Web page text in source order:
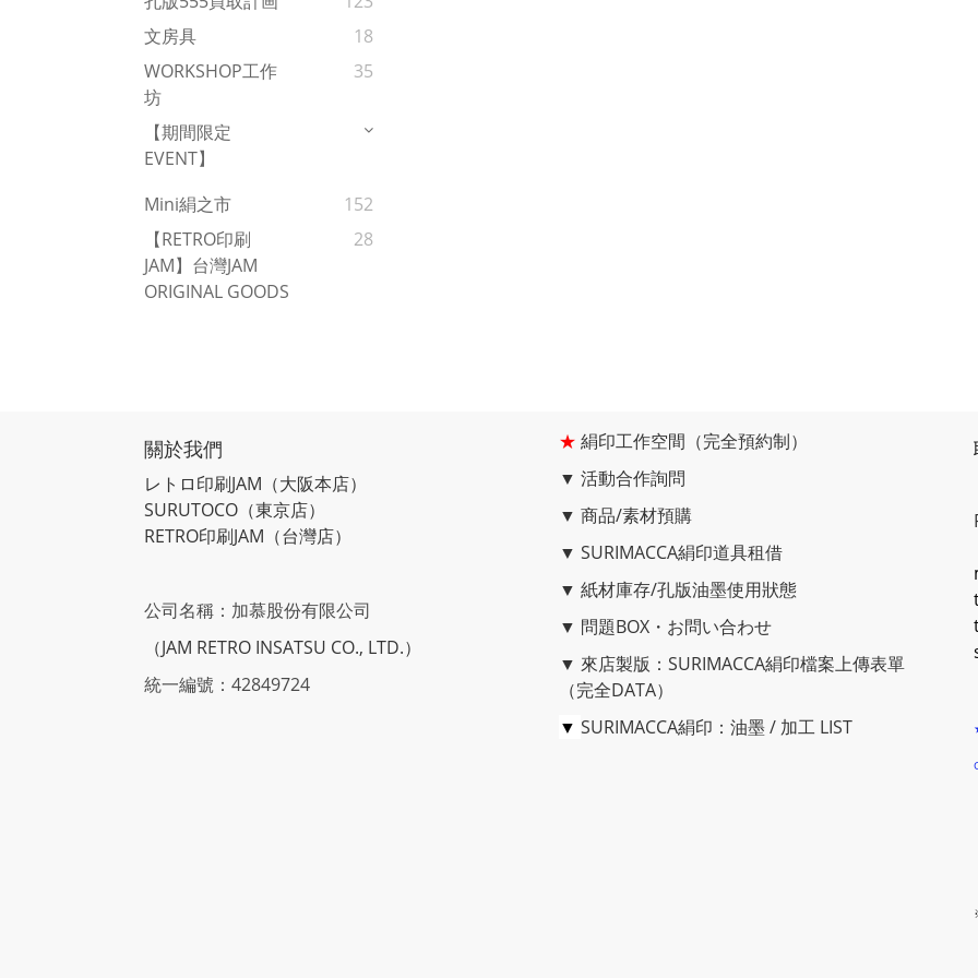
文房具
18
WORKSHOP工作
坊
35
【期間限定
EVENT】
Mini絹之市
152
【RETRO印刷
JAM】台灣JAM
ORIGINAL GOODS
28
關於我們
レトロ印刷JAM （大阪本店）
SURUTOCO （東京店）
RETRO印刷JAM （台灣店）
公司名稱：加慕股份有限公司
（JAM RETRO INSATSU CO., LTD.）
統一編號：42849724
★ 絹印工作空間（完全預約制）
▼ 活動合作詢問
▼ 商品/素材預購
▼ SURIMACCA絹印道具租借
▼ 紙材庫存/孔版油墨使用狀態
▼ 問題BOX・お問い合わせ
▼ 來店製版：SURIMACCA絹印檔案上傳表單
（完全DATA）
▼ SURIMACCA絹印：油墨 / 加工 LIST